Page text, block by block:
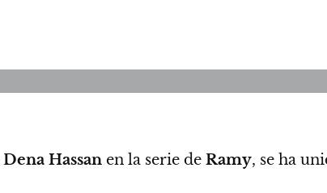
Dena Hassan en la serie de Ramy, se ha